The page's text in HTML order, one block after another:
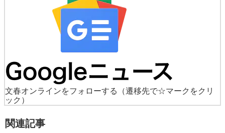
文春オンラインをフォローする
（遷移先で☆マークをクリ
ック）
関連記事